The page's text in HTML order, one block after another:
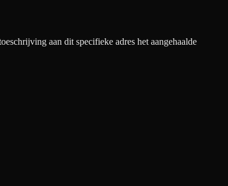
aan dit specifieke adres het aangehaalde